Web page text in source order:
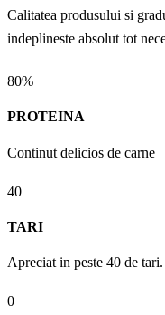
Calitatea produsului si
indeplineste absolut tot
80%
PROTEINA
Continut delicios de carne
40
TARI
Apreciat in peste 40 de tari.
0